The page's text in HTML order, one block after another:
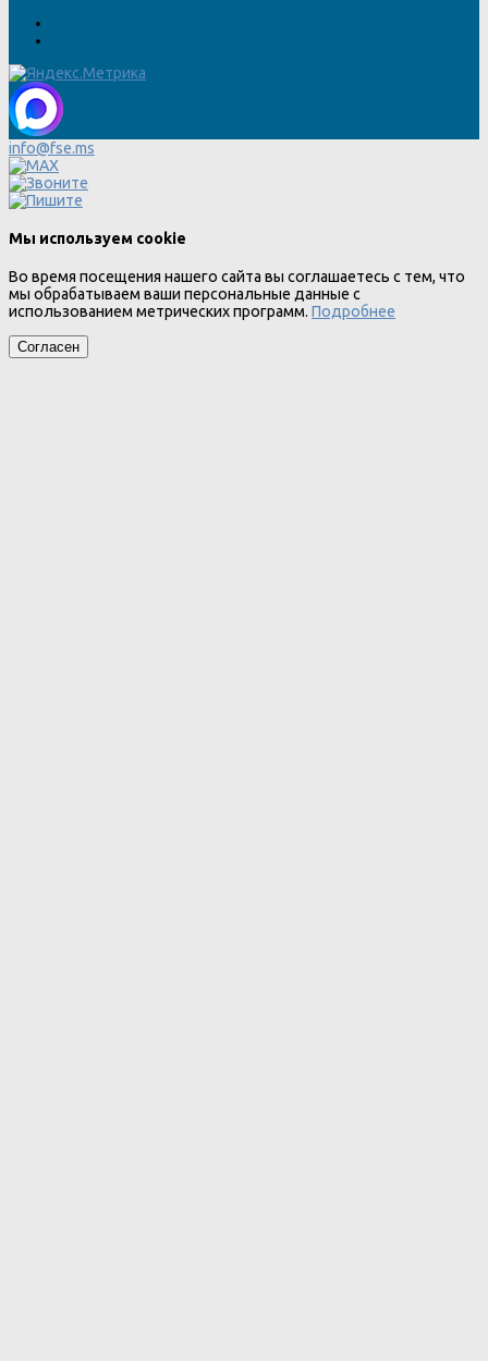
info@fse.ms
Мы используем cookie
Во время посещения нашего сайта вы соглашаетесь с тем, что
мы обрабатываем ваши персональные данные с
использованием метрических программ. Подробнее
Согласен